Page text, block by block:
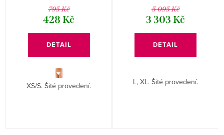
MINERVA 15996P
795 Kč
428 Kč
DETAIL
XS/S. Šité provedení.
5 095 Kč
3 303 Kč
DETAIL
L, XL. Šité provedení.